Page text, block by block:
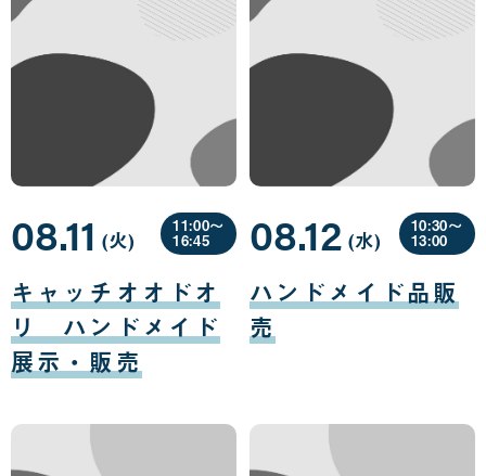
キャッチオオドオ
リ ハンドメイド
展示・販売
08.11
月
11
日
(火曜
日
)
11:00〜
16:45
ハンドメイド品販
売
08.12
月
12
日
(水曜
日
)
10:30〜
13:00